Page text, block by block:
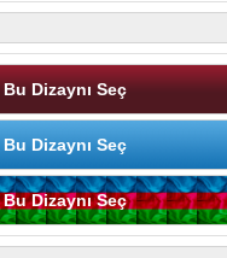
Bu Dizaynı Seç
Bu Dizaynı Seç
Bu Dizaynı Seç